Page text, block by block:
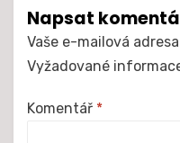
Napsat
Vaše e-mailová
Vyžadované
Komentář *